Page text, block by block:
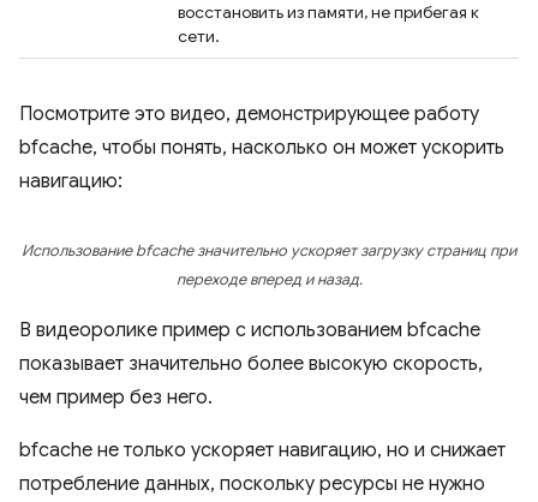
восстановить из памяти, не прибегая к
сети.
Посмотрите это видео, демонстрирующее работу
bfcache, чтобы понять, насколько он может ускорить
навигацию:
Использование bfcache значительно ускоряет загрузку страниц при
переходе вперед и назад.
В видеоролике пример с использованием bfcache
показывает значительно более высокую скорость,
чем пример без него.
bfcache не только ускоряет навигацию, но и снижает
потребление данных, поскольку ресурсы не нужно